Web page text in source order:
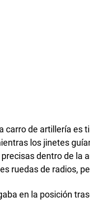
carro de artillería es
los jinetes
dentro de la
ruedas de radios,
en la posición